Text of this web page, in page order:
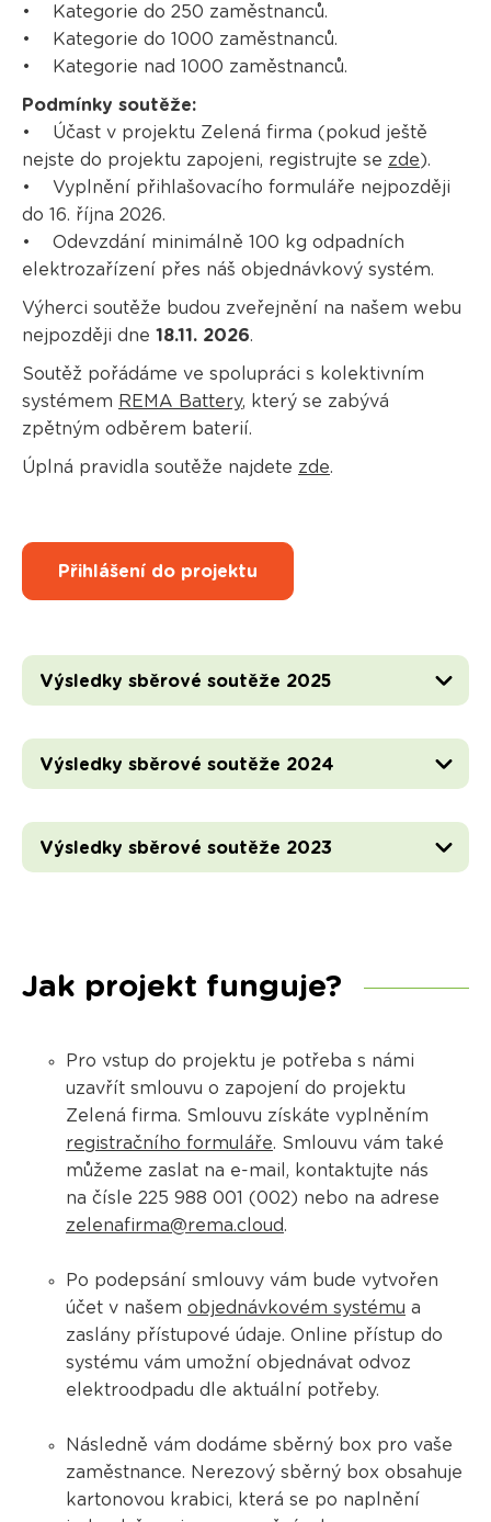
• Kategorie do 250 zaměstnanců.
• Kategorie do 1000 zaměstnanců.
• Kategorie nad 1000 zaměstnanců.
Podmínky soutěže:
• Účast v projektu Zelená firma (pokud ještě
nejste do projektu zapojeni, registrujte se zde).
• Vyplnění přihlašovacího formuláře nejpozději
do 16. října 2026.
• Odevzdání minimálně 100 kg odpadních
elektrozařízení přes náš objednávkový systém.
Výherci soutěže budou zveřejnění na našem webu
nejpozději dne 18.11. 2026.
Soutěž pořádáme ve spolupráci s kolektivním
systémem REMA Battery, který se zabývá
zpětným odběrem baterií.
Úplná pravidla soutěže najdete zde.
Přihlášení do projektu
Výsledky sběrové soutěže 2025
Výsledky sběrové soutěže 2024
Výsledky sběrové soutěže 2023
Jak projekt funguje?
Pro vstup do projektu je potřeba s námi
uzavřít smlouvu o zapojení do projektu
Zelená firma. Smlouvu získáte vyplněním
registračního formuláře. Smlouvu vám také
můžeme zaslat na e-mail, kontaktujte nás
na čísle 225 988 001 (002) nebo na adrese
zelenafirma@rema.cloud.
Po podepsání smlouvy vám bude vytvořen
účet v našem objednávkovém systému a
zaslány přístupové údaje. Online přístup do
systému vám umožní objednávat odvoz
elektroodpadu dle aktuální potřeby.
Následně vám dodáme sběrný box pro vaše
zaměstnance. Nerezový sběrný box obsahuje
kartonovou krabici, která se po naplnění